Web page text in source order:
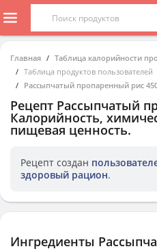
Главная
Таблица калорийности
Таблица продуктов пользователей
Рассыпчатый пропаренный рис
Рецепт Рассыпчатый
Калорийность,
пищевая ценность.
Рецепт создан
здоровый рацион.
Ингредиенты